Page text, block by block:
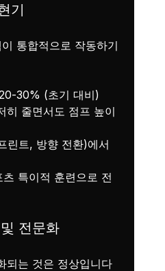
기
통합적으로 작동하기
30% (초기 대비)
히 줄면서도 점프 높이
린트, 방향 전환)에서
특이적 훈련으로 전
전문화
되는 것은 정상입니다